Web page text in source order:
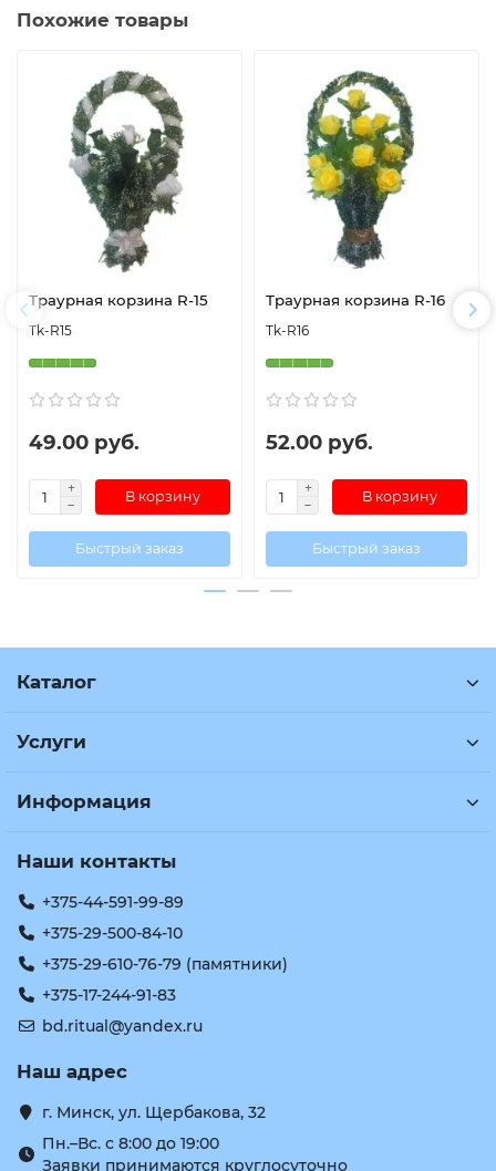
Похожие товары
Траурная корзина R-15
Tk-R15
49.00 руб.
В корзину
Быстрый заказ
Траурная корзина R-16
Tk-R16
52.00 руб.
В корзину
Быстрый заказ
Каталог
Услуги
Информация
Наши контакты
+375-44-591-99-89
+375-29-500-84-10
+375-29-610-76-79 (памятники)
+375-17-244-91-83
bd.ritual@yandex.ru
Наш адрес
г. Минск, ул. Щербакова, 32
Пн.–Вс. с 8:00 до 19:00
Заявки принимаются круглосуточно